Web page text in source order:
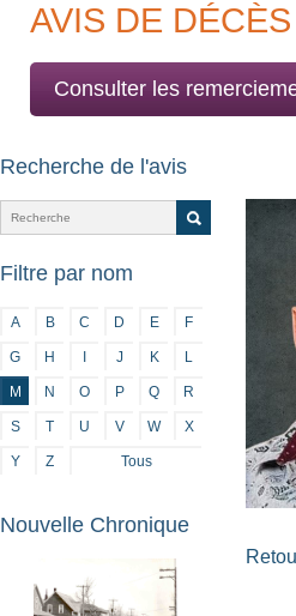
AVIS DE DÉCÈS
Consulter les
Recherche de l'avis
Filtre par nom
A B C D E F
G H I J K L
M N O P Q R
S T U V W X
Y Z Tous
Nouvelle Chronique